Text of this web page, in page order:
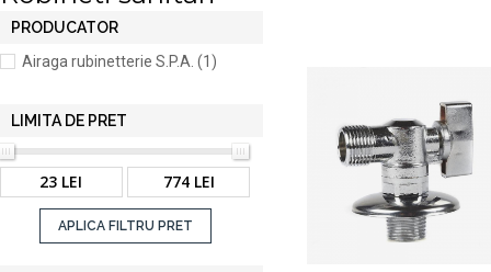
PRODUCATOR
Airaga rubinetterie S.P.A. (1)
LIMITA DE PRET
23 LEI 774 LEI
APLICA FILTRU PRET